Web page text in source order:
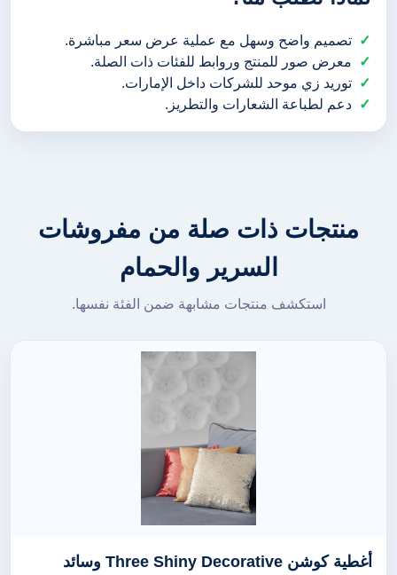
تصميم واضح وسهل مع عملية عرض سعر مباشرة.
معرض صور للمنتج وروابط للفئات ذات الصلة.
توريد زي موحد للشركات داخل الإمارات.
دعم لطباعة الشعارات والتطريز.
منتجات ذات صلة من مفروشات
السرير والحمام
استكشف منتجات مشابهة ضمن الفئة نفسها.
أغطية كوشن Three Shiny Decorative وسائد